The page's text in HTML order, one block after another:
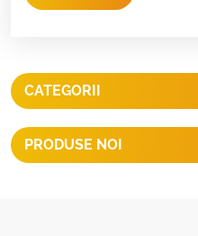
CATEGORII
PRODUSE NOI